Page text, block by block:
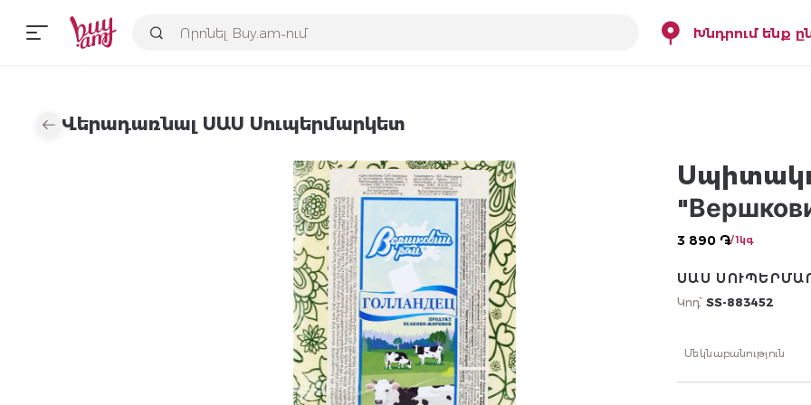
Խնդրում ենք
Վերադառնալ ՍԱՍ Սուպերմարկետ
3 890 ֏/ 1կգ
ՍԱՍ
Կոդ՝ SS-883452
Մեկնաբանություն